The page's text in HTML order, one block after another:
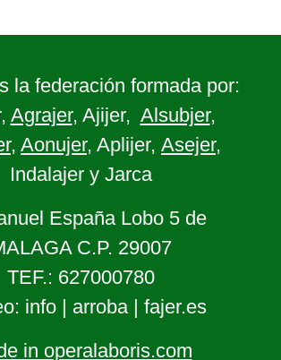
la federación formada por:
Agrajer, Ajijer, Alsubjer,
, Aonujer, Aplijer, Asejer,
Indalajer y Jarca
España Lobo 5 de
C.P. 29007
TEF.: 627000780
info | arroba | fajer.es
in operalaboris.com